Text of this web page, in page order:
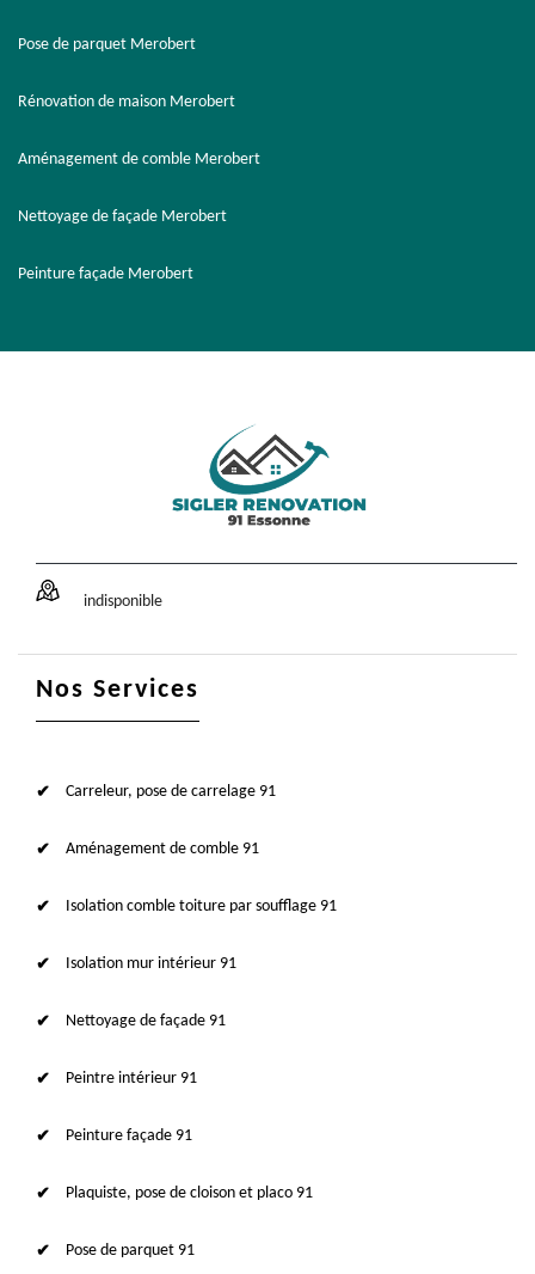
Pose de parquet Merobert
Rénovation de maison Merobert
Aménagement de comble Merobert
Nettoyage de façade Merobert
Peinture façade Merobert
indisponible
Nos Services
Carreleur, pose de carrelage 91
Aménagement de comble 91
Isolation comble toiture par soufflage 91
Isolation mur intérieur 91
Nettoyage de façade 91
Peintre intérieur 91
Peinture façade 91
Plaquiste, pose de cloison et placo 91
Pose de parquet 91